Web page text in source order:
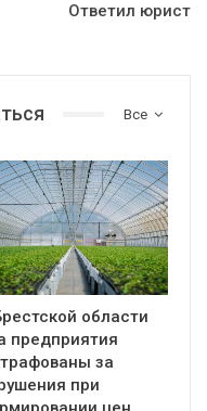
Ответил юрист
Все
области
предприятия
за
при